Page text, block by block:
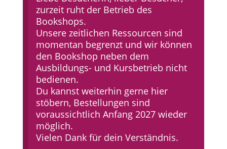
zurzeit ruht der Betrieb des
Bookshops.
Unsere zeitlichen Ressourcen sind
momentan begrenzt und wir können
den Bookshop neben dem
Ausbildungs- und Kursbetrieb nicht
bedienen.
Du kannst weiterhin gerne hier
stöbern, Bestellungen sind
voraussichtlich Anfang 2027 wieder
möglich.
Vielen Dank für dein Verständnis.